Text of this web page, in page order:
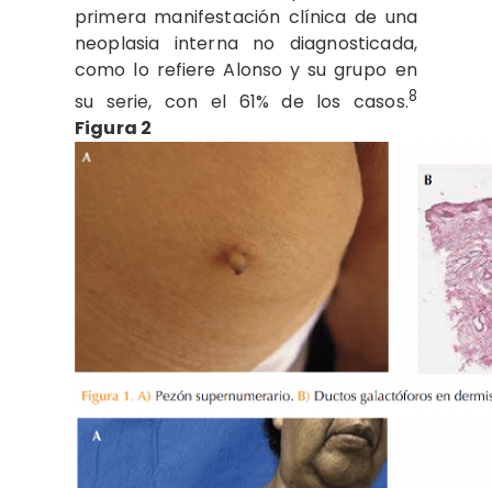
primera manifestación clínica de una
neoplasia interna no diagnosticada,
como lo refiere Alonso y su grupo en
su serie, con el 61% de los casos.8
Figura 2